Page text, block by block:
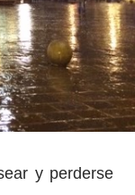
y perderse